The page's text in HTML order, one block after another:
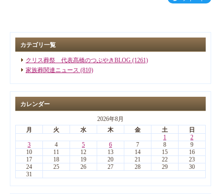
カテゴリ一覧
クリス葬祭 代表髙橋のつぶやきBLOG (1261)
家族葬関連ニュース (810)
カレンダー
2026年8月
月
火 水 木 金 土
日
1
2
3
4 5 6 7 8
9
10
11 12 13 14 15
16
17
18 19 20 21 22
23
24
25 26 27 28 29
30
31